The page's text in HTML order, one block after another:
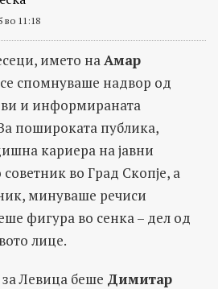
во 11:18
името наАмар
спомнуваше надвор од
и информираната
пошироката публика,
кариера на јавни
во Град Скопје, а
минуваше речиси
фигура во сенка – дел од
лице.
Левица беше Димитар